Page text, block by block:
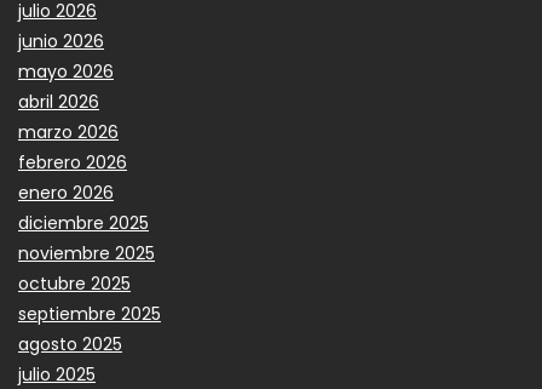
julio 2026
junio 2026
mayo 2026
abril 2026
marzo 2026
febrero 2026
enero 2026
diciembre 2025
noviembre 2025
octubre 2025
septiembre 2025
agosto 2025
julio 2025